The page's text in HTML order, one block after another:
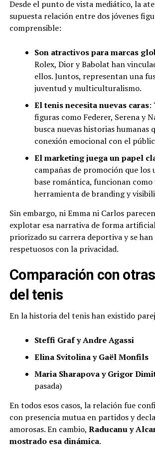
Desde el punto de vista mediático, la
supuesta relación entre dos jóvenes
comprensible:
Son atractivos para marcas
Rolex, Dior y Babolat han
ellos. Juntos, representan una
juventud y multiculturalismo.
El tenis necesita nuevas caras:
figuras como Federer, Serena y
busca nuevas historias humanas
conexión emocional con el
El marketing juega un papel
campañas de promoción que los
base romántica, funcionan como
herramienta de branding y
Sin embargo, ni Emma ni Carlos
explotar esa narrativa de forma
priorizado su carrera deportiva y se
respetuosos con la privacidad.
Comparación con
del tenis
En la historia del tenis han existido
Steffi Graf y Andre Agassi
Elina Svitolina y Gaël Monfils
Maria Sharapova y Grigor
pasada)
En todos esos casos, la relación fue
con presencia mutua en partidos y
amorosas. En cambio, Raducanu y
mostrado esa dinámica.